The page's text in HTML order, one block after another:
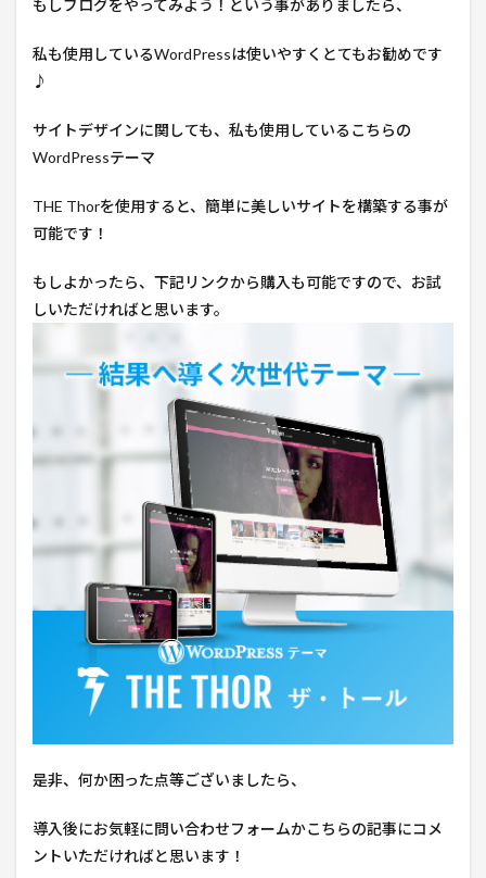
もしブログをやってみよう！という事がありましたら、
私も使用しているWordPressは使いやすくとてもお勧めです
♪
サイトデザインに関しても、私も使用しているこちらの
WordPressテーマ
THE Thorを使用すると、簡単に美しいサイトを構築する事が
可能です！
もしよかったら、下記リンクから購入も可能ですので、お試
しいただければと思います。
是非、何か困った点等ございましたら、
導入後にお気軽に問い合わせフォームかこちらの記事にコメ
ントいただければと思います！